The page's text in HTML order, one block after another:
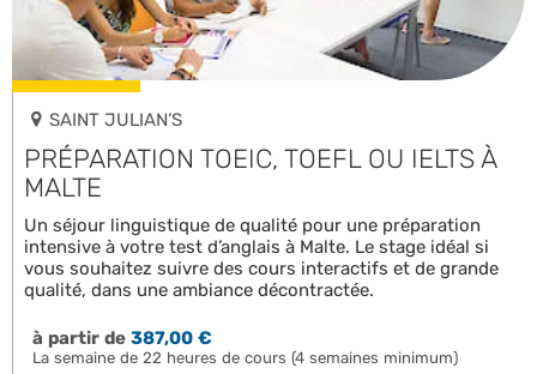
SAINT JULIAN’S
PRÉPARATION TOEIC, TOEFL OU IELTS À
MALTE
Un séjour linguistique de qualité pour une préparation
intensive à votre test d’anglais à Malte. Le stage idéal si
vous souhaitez suivre des cours interactifs et de grande
qualité, dans une ambiance décontractée.
à partir de387,00 €
La semaine de 22 heures de cours (4 semaines minimum)